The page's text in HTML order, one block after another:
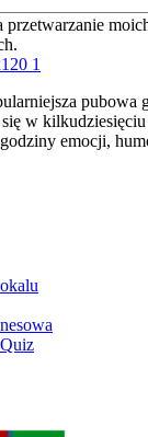
przetwarzanie
pubowa
w
emocji,